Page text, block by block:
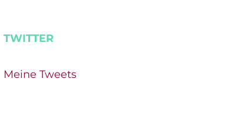
TWITTER
Meine Tweets